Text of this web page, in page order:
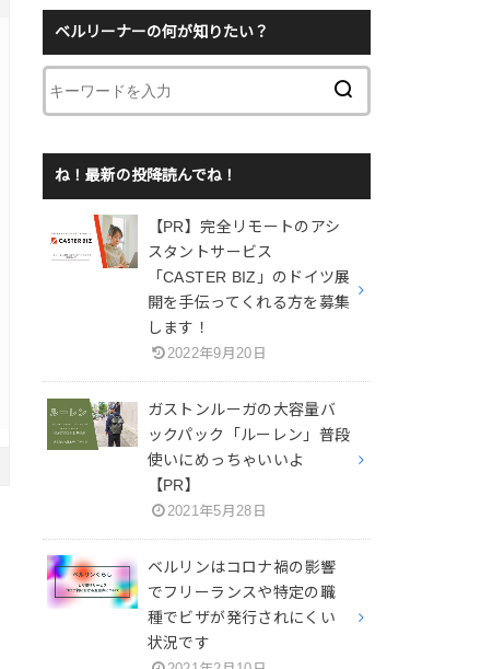
ベルリーナーの何が知りたい？
ね！最新の投降読んでね！
【PR】完全リモートのアシ
スタントサービス
「CASTER BIZ」のドイツ展
開を手伝ってくれる方を募集
します！
2022年9月20日
ガストンルーガの大容量バ
ックパック「ルーレン」普段
使いにめっちゃいいよ
【PR】
2021年5月28日
ベルリンはコロナ禍の影響
でフリーランスや特定の職
種でビザが発行されにくい
状況です